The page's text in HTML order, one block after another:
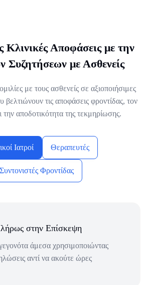
Κλινικές Αποφάσεις με την
Συζητήσεων με Ασθενείς
με τους ασθενείς σε αξιοποιήσιμες
βελτιώνουν τις αποφάσεις φροντίδας, τον
την αποδοτικότητα της τεκμηρίωσης.
Ιατροί Θεραπευτές
Συντονιστές Φροντίδας
στην Επίσκεψη
άμεσα χρησιμοποιώντας
αντί να ακούτε ώρες